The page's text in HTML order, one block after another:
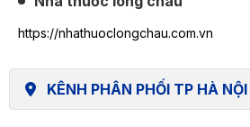
https://nhathuoclongchau.com.vn
KÊNH PHÂN PHỐI TP HÀ NỘI